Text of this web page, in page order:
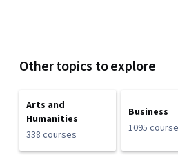
Other topics to explore
Arts and
Humanities
338 courses
Business
1095